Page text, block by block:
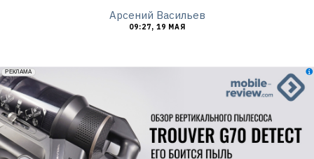
Арсений Васильев
09:27, 19 МАЯ
erid: 2VfnxxmNzs5
РЕКЛАМА